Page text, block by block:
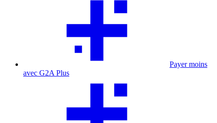
Payer moins
avec G2A Plus